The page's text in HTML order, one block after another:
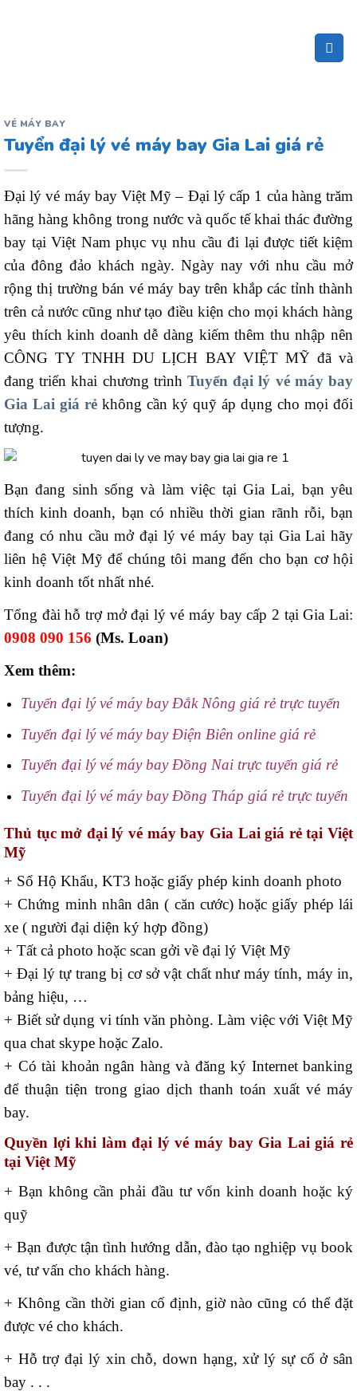
VÉ MÁY BAY
Tuyển đại lý vé máy bay Gia Lai giá rẻ
Đại lý vé máy bay Việt Mỹ – Đại lý cấp 1 của hàng trăm
hãng hàng không trong nước và quốc tế khai thác đường
bay tại Việt Nam phục vụ nhu cầu đi lại được tiết kiệm
của đông đảo khách ngày. Ngày nay với nhu cầu mở
rộng thị trường bán vé máy bay trên khắp các tỉnh thành
trên cả nước cũng như tạo điều kiện cho mọi khách hàng
yêu thích kinh doanh dễ dàng kiếm thêm thu nhập nên
CÔNG TY TNHH DU LỊCH BAY VIỆT MỸ đã và
đang triển khai chương trình Tuyển đại lý vé máy bay
Gia Lai giá rẻ không cần ký quỹ áp dụng cho mọi đối
tượng.
Bạn đang sinh sống và làm việc tại Gia Lai, bạn yêu
thích kinh doanh, bạn có nhiều thời gian rãnh rỗi, bạn
đang có nhu cầu mở đại lý vé máy bay tại Gia Lai hãy
liên hệ Việt Mỹ để chúng tôi mang đến cho bạn cơ hội
kinh doanh tốt nhất nhé.
Tổng đài hỗ trợ mở đại lý vé máy bay cấp 2 tại Gia Lai:
0908 090 156 (Ms. Loan)
Xem thêm:
Tuyển đại lý vé máy bay Đắk Nông giá rẻ trực tuyến
Tuyển đại lý vé máy bay Điện Biên online giá rẻ
Tuyển đại lý vé máy bay Đồng Nai trực tuyến giá rẻ
Tuyển đại lý vé máy bay Đồng Tháp giá rẻ trực tuyến
Thủ tục mở đại lý vé máy bay Gia Lai giá rẻ tại Việt
Mỹ
+ Sổ Hộ Khẩu, KT3 hoặc giấy phép kinh doanh photo
+ Chứng minh nhân dân ( căn cước) hoặc giấy phép lái
xe ( người đại diện ký hợp đồng)
+ Tất cả photo hoặc scan gởi về đại lý Việt Mỹ
+ Đại lý tự trang bị cơ sở vật chất như máy tính, máy in,
bảng hiệu, …
+ Biết sử dụng vi tính văn phòng. Làm việc với Việt Mỹ
qua chat skype hoặc Zalo.
+ Có tài khoản ngân hàng và đăng ký Internet banking
để thuận tiện trong giao dịch thanh toán xuất vé máy
bay.
Quyền lợi khi làm đại lý vé máy bay Gia Lai giá rẻ
tại Việt Mỹ
+ Bạn không cần phải đầu tư vốn kinh doanh hoặc ký
quỹ
+ Bạn được tận tình hướng dẫn, đào tạo nghiệp vụ book
vé, tư vấn cho khách hàng.
+ Không cần thời gian cố định, giờ nào cũng có thể đặt
được vé cho khách.
+ Hỗ trợ đại lý xin chỗ, down hạng, xử lý sự cố ở sân
bay . . .